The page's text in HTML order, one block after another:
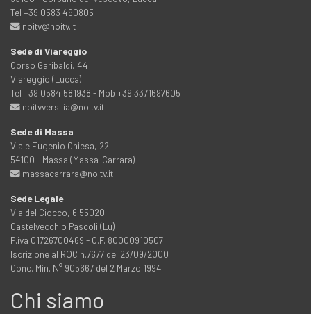
Tel +39 0583 490805
noitv@noitv.it
Sede di Viareggio
Corso Garibaldi, 44
Viareggio (Lucca)
Tel +39 0584 581938 - Mob +39 3371697605
noitvversilia@noitv.it
Sede di Massa
Viale Eugenio Chiesa, 22
54100 - Massa (Massa-Carrara)
massacarrara@noitv.it
Sede Legale
Via del Ciocco, 6 55020
Castelvecchio Pascoli (Lu)
P.iva 01726700469 - C.F. 80000910507
Iscrizione al ROC n.7677 del 23/09/2000
Conc. Min. N° 905667 del 2 Marzo 1994
Chi siamo